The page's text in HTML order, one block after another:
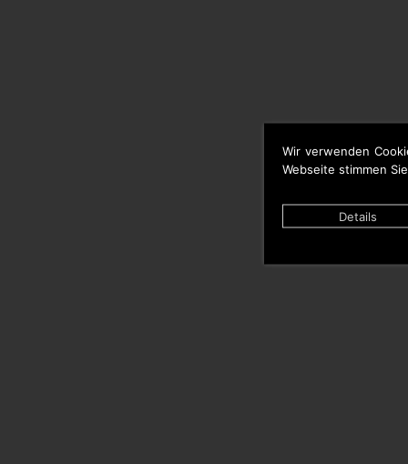
Wir verwenden
Webseite stimmen
Details